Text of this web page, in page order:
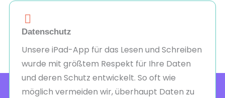
Datenschutz
Unsere iPad-App für das Lesen und Schreiben
wurde mit größtem Respekt für Ihre Daten
und deren Schutz entwickelt. So oft wie
möglich vermeiden wir, überhaupt Daten zu